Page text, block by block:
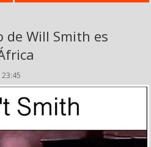
de Will Smith es